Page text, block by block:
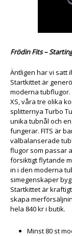
Frödin Fits –
Äntligen har vi satt
Startkittet är
moderna tubflugor.
XS, våra tre olika
splitternya Turbo
unika tubnål och
fungerar. FITS är
välbalanserade
flugor som passar
försiktigt flytande
in i den moderna
simegenskaper
Startkittet är
skapa
hela 840 kr i butik.
Minst 80 st